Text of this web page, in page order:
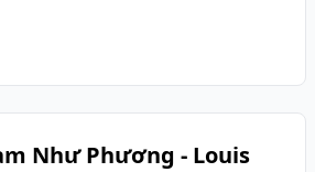
Như Phương - Louis